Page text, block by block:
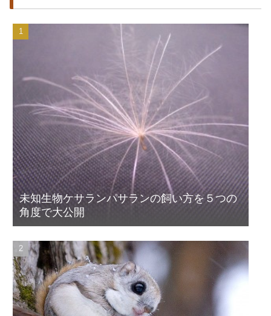
未知生物ケサランパサランの飼い方を５つの
角度で大公開